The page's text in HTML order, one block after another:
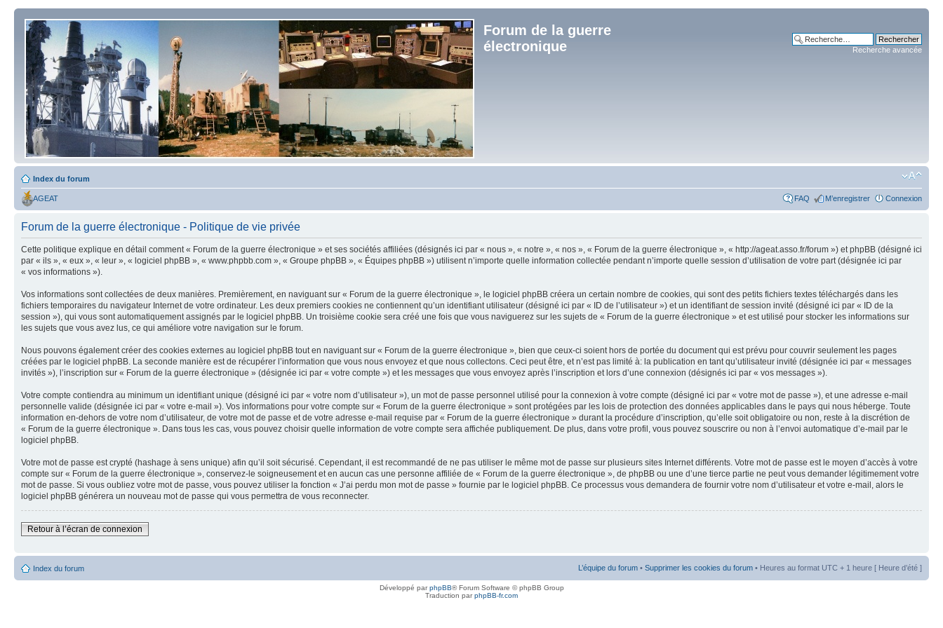
Forum de la guerre
électronique
Recherche avancée
Index du forum
AGEAT FAQ M’enregistrer Connexion
Forum de la guerre électronique - Politique de vie privée
Cette politique explique en détail comment « Forum de la guerre électronique » et ses sociétés affiliées (désignés ici par « nous », « notre », « nos », « Forum de la guerre électronique », « http://ageat.asso.fr/forum ») et phpBB (désigné ici
par « ils », « eux », « leur », « logiciel phpBB », « www.phpbb.com », « Groupe phpBB », « Équipes phpBB ») utilisent n’importe quelle information collectée pendant n’importe quelle session d’utilisation de votre part (désignée ici par
« vos informations »).
Vos informations sont collectées de deux manières. Premièrement, en naviguant sur « Forum de la guerre électronique », le logiciel phpBB créera un certain nombre de cookies, qui sont des petits fichiers textes téléchargés dans les
fichiers temporaires du navigateur Internet de votre ordinateur. Les deux premiers cookies ne contiennent qu’un identifiant utilisateur (désigné ici par « ID de l’utilisateur ») et un identifiant de session invité (désigné ici par « ID de la
session »), qui vous sont automatiquement assignés par le logiciel phpBB. Un troisième cookie sera créé une fois que vous naviguerez sur les sujets de « Forum de la guerre électronique » et est utilisé pour stocker les informations sur
les sujets que vous avez lus, ce qui améliore votre navigation sur le forum.
Nous pouvons également créer des cookies externes au logiciel phpBB tout en naviguant sur « Forum de la guerre électronique », bien que ceux-ci soient hors de portée du document qui est prévu pour couvrir seulement les pages
créées par le logiciel phpBB. La seconde manière est de récupérer l’information que vous nous envoyez et que nous collectons. Ceci peut être, et n’est pas limité à: la publication en tant qu’utilisateur invité (désignée ici par « messages
invités »), l’inscription sur « Forum de la guerre électronique » (désignée ici par « votre compte ») et les messages que vous envoyez après l’inscription et lors d’une connexion (désignés ici par « vos messages »).
Votre compte contiendra au minimum un identifiant unique (désigné ici par « votre nom d’utilisateur »), un mot de passe personnel utilisé pour la connexion à votre compte (désigné ici par « votre mot de passe »), et une adresse e-mail
personnelle valide (désignée ici par « votre e-mail »). Vos informations pour votre compte sur « Forum de la guerre électronique » sont protégées par les lois de protection des données applicables dans le pays qui nous héberge. Toute
information en-dehors de votre nom d’utilisateur, de votre mot de passe et de votre adresse e-mail requise par « Forum de la guerre électronique » durant la procédure d’inscription, qu’elle soit obligatoire ou non, reste à la discrétion de
« Forum de la guerre électronique ». Dans tous les cas, vous pouvez choisir quelle information de votre compte sera affichée publiquement. De plus, dans votre profil, vous pouvez souscrire ou non à l’envoi automatique d’e-mail par le
logiciel phpBB.
Votre mot de passe est crypté (hashage à sens unique) afin qu’il soit sécurisé. Cependant, il est recommandé de ne pas utiliser le même mot de passe sur plusieurs sites Internet différents. Votre mot de passe est le moyen d’accès à votre
compte sur « Forum de la guerre électronique », conservez-le soigneusement et en aucun cas une personne affiliée de « Forum de la guerre électronique », de phpBB ou une d’une tierce partie ne peut vous demander légitimement votre
mot de passe. Si vous oubliez votre mot de passe, vous pouvez utiliser la fonction « J’ai perdu mon mot de passe » fournie par le logiciel phpBB. Ce processus vous demandera de fournir votre nom d’utilisateur et votre e-mail, alors le
logiciel phpBB générera un nouveau mot de passe qui vous permettra de vous reconnecter.
Retour à l’écran de connexion
Index du forum L’équipe du forum • Supprimer les cookies du forum • Heures au format UTC + 1 heure [ Heure d’été ]
Développé parphpBB® Forum Software © phpBB Group
Traduction parphpBB-fr.com